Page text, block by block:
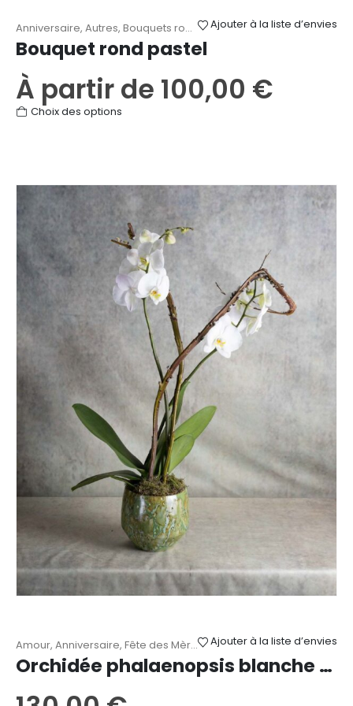
Ajouter à la liste d’envies
Anniversaire, Autres, Bouquets ronds ,Fête des Mères, Mariage,
Bouquet rond pastel
À partir de 100,00 €
Choix des options
variations.
options
peuvent
être
choisies
sur
page
produit
Ajouter à la liste d’envies
Amour, Anniversaire, Fête des Mères ,Mariage, Naissance,
Orchidée phalaenopsis blanche 2 tiges